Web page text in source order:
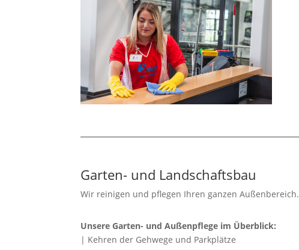
Garten- und Landschaftsbau
Wir reinigen und pflegen Ihren ganzen Außenbereich.
Unsere Garten- und Außenpflege im Überblick:
| Kehren der Gehwege und Parkplätze